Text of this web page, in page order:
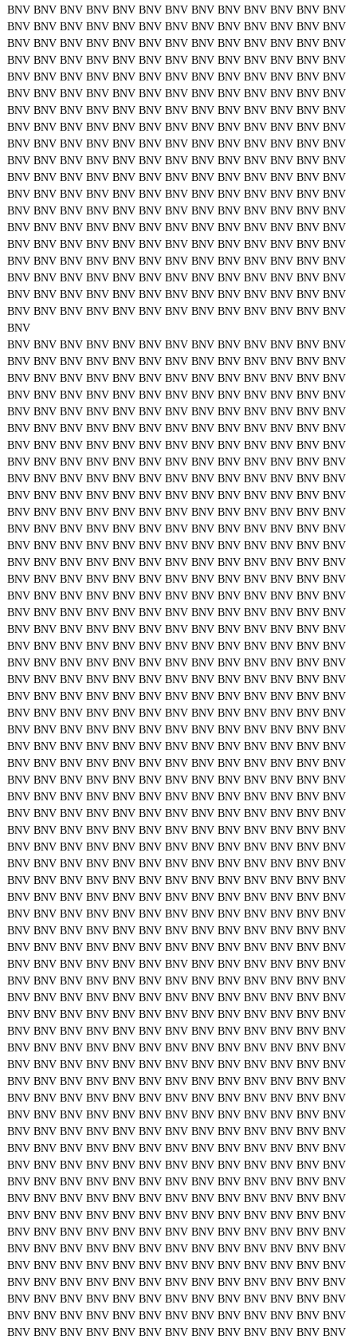
BNV BNV BNV BNV BNV BNV BNV BNV BNV BNV BNV BNV BNV
BNV BNV BNV BNV BNV BNV BNV BNV BNV BNV BNV BNV BNV
BNV BNV BNV BNV BNV BNV BNV BNV BNV BNV BNV BNV BNV
BNV BNV BNV BNV BNV BNV BNV BNV BNV BNV BNV BNV BNV
BNV BNV BNV BNV BNV BNV BNV BNV BNV BNV BNV BNV BNV
BNV BNV BNV BNV BNV BNV BNV BNV BNV BNV BNV BNV BNV
BNV BNV BNV BNV BNV BNV BNV BNV BNV BNV BNV BNV BNV
BNV BNV BNV BNV BNV BNV BNV BNV BNV BNV BNV BNV BNV
BNV BNV BNV BNV BNV BNV BNV BNV BNV BNV BNV BNV BNV
BNV BNV BNV BNV BNV BNV BNV BNV BNV BNV BNV BNV BNV
BNV BNV BNV BNV BNV BNV BNV BNV BNV BNV BNV BNV BNV
BNV BNV BNV BNV BNV BNV BNV BNV BNV BNV BNV BNV BNV
BNV BNV BNV BNV BNV BNV BNV BNV BNV BNV BNV BNV BNV
BNV BNV BNV BNV BNV BNV BNV BNV BNV BNV BNV BNV BNV
BNV BNV BNV BNV BNV BNV BNV BNV BNV BNV BNV BNV BNV
BNV BNV BNV BNV BNV BNV BNV BNV BNV BNV BNV BNV BNV
BNV BNV BNV BNV BNV BNV BNV BNV BNV BNV BNV BNV BNV
BNV BNV BNV BNV BNV BNV BNV BNV BNV BNV BNV BNV BNV
BNV BNV BNV BNV BNV BNV BNV BNV BNV BNV BNV BNV BNV
BNV
BNV BNV BNV BNV BNV BNV BNV BNV BNV BNV BNV BNV BNV
BNV BNV BNV BNV BNV BNV BNV BNV BNV BNV BNV BNV BNV
BNV BNV BNV BNV BNV BNV BNV BNV BNV BNV BNV BNV BNV
BNV BNV BNV BNV BNV BNV BNV BNV BNV BNV BNV BNV BNV
BNV BNV BNV BNV BNV BNV BNV BNV BNV BNV BNV BNV BNV
BNV BNV BNV BNV BNV BNV BNV BNV BNV BNV BNV BNV BNV
BNV BNV BNV BNV BNV BNV BNV BNV BNV BNV BNV BNV BNV
BNV BNV BNV BNV BNV BNV BNV BNV BNV BNV BNV BNV BNV
BNV BNV BNV BNV BNV BNV BNV BNV BNV BNV BNV BNV BNV
BNV BNV BNV BNV BNV BNV BNV BNV BNV BNV BNV BNV BNV
BNV BNV BNV BNV BNV BNV BNV BNV BNV BNV BNV BNV BNV
BNV BNV BNV BNV BNV BNV BNV BNV BNV BNV BNV BNV BNV
BNV BNV BNV BNV BNV BNV BNV BNV BNV BNV BNV BNV BNV
BNV BNV BNV BNV BNV BNV BNV BNV BNV BNV BNV BNV BNV
BNV BNV BNV BNV BNV BNV BNV BNV BNV BNV BNV BNV BNV
BNV BNV BNV BNV BNV BNV BNV BNV BNV BNV BNV BNV BNV
BNV BNV BNV BNV BNV BNV BNV BNV BNV BNV BNV BNV BNV
BNV BNV BNV BNV BNV BNV BNV BNV BNV BNV BNV BNV BNV
BNV BNV BNV BNV BNV BNV BNV BNV BNV BNV BNV BNV BNV
BNV BNV BNV BNV BNV BNV BNV BNV BNV BNV BNV BNV BNV
BNV BNV BNV BNV BNV BNV BNV BNV BNV BNV BNV BNV BNV
BNV BNV BNV BNV BNV BNV BNV BNV BNV BNV BNV BNV BNV
BNV BNV BNV BNV BNV BNV BNV BNV BNV BNV BNV BNV BNV
BNV BNV BNV BNV BNV BNV BNV BNV BNV BNV BNV BNV BNV
BNV BNV BNV BNV BNV BNV BNV BNV BNV BNV BNV BNV BNV
BNV BNV BNV BNV BNV BNV BNV BNV BNV BNV BNV BNV BNV
BNV BNV BNV BNV BNV BNV BNV BNV BNV BNV BNV BNV BNV
BNV BNV BNV BNV BNV BNV BNV BNV BNV BNV BNV BNV BNV
BNV BNV BNV BNV BNV BNV BNV BNV BNV BNV BNV BNV BNV
BNV BNV BNV BNV BNV BNV BNV BNV BNV BNV BNV BNV BNV
BNV BNV BNV BNV BNV BNV BNV BNV BNV BNV BNV BNV BNV
BNV BNV BNV BNV BNV BNV BNV BNV BNV BNV BNV BNV BNV
BNV BNV BNV BNV BNV BNV BNV BNV BNV BNV BNV BNV BNV
BNV BNV BNV BNV BNV BNV BNV BNV BNV BNV BNV BNV BNV
BNV BNV BNV BNV BNV BNV BNV BNV BNV BNV BNV BNV BNV
BNV BNV BNV BNV BNV BNV BNV BNV BNV BNV BNV BNV BNV
BNV BNV BNV BNV BNV BNV BNV BNV BNV BNV BNV BNV BNV
BNV BNV BNV BNV BNV BNV BNV BNV BNV BNV BNV BNV BNV
BNV BNV BNV BNV BNV BNV BNV BNV BNV BNV BNV BNV BNV
BNV BNV BNV BNV BNV BNV BNV BNV BNV BNV BNV BNV BNV
BNV BNV BNV BNV BNV BNV BNV BNV BNV BNV BNV BNV BNV
BNV BNV BNV BNV BNV BNV BNV BNV BNV BNV BNV BNV BNV
BNV BNV BNV BNV BNV BNV BNV BNV BNV BNV BNV BNV BNV
BNV BNV BNV BNV BNV BNV BNV BNV BNV BNV BNV BNV BNV
BNV BNV BNV BNV BNV BNV BNV BNV BNV BNV BNV BNV BNV
BNV BNV BNV BNV BNV BNV BNV BNV BNV BNV BNV BNV BNV
BNV BNV BNV BNV BNV BNV BNV BNV BNV BNV BNV BNV BNV
BNV BNV BNV BNV BNV BNV BNV BNV BNV BNV BNV BNV BNV
BNV BNV BNV BNV BNV BNV BNV BNV BNV BNV BNV BNV BNV
BNV BNV BNV BNV BNV BNV BNV BNV BNV BNV BNV BNV BNV
BNV BNV BNV BNV BNV BNV BNV BNV BNV BNV BNV BNV BNV
BNV BNV BNV BNV BNV BNV BNV BNV BNV BNV BNV BNV BNV
BNV BNV BNV BNV BNV BNV BNV BNV BNV BNV BNV BNV BNV
BNV BNV BNV BNV BNV BNV BNV BNV BNV BNV BNV BNV BNV
BNV BNV BNV BNV BNV BNV BNV BNV BNV BNV BNV BNV BNV
BNV BNV BNV BNV BNV BNV BNV BNV BNV BNV BNV BNV BNV
BNV BNV BNV BNV BNV BNV BNV BNV BNV BNV BNV BNV BNV
BNV BNV BNV BNV BNV BNV BNV BNV BNV BNV BNV BNV BNV
BNV BNV BNV BNV BNV BNV BNV BNV BNV BNV BNV BNV BNV
BNV BNV BNV BNV BNV BNV BNV BNV BNV BNV BNV BNV BNV